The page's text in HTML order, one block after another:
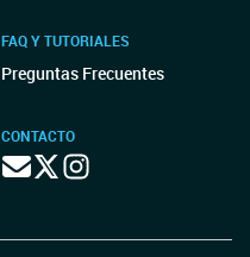
FAQ Y TUTORIALES
Preguntas Frecuentes
CONTACTO